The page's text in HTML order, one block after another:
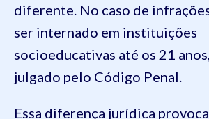
diferente. No caso de
ser internado em instituições
socioeducativas até os 21
julgado pelo Código Penal.
Essa diferença jurídica